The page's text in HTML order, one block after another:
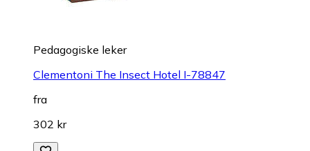
Pedagogiske leker
Clementoni The Insect Hotel I-78847
fra
302 kr